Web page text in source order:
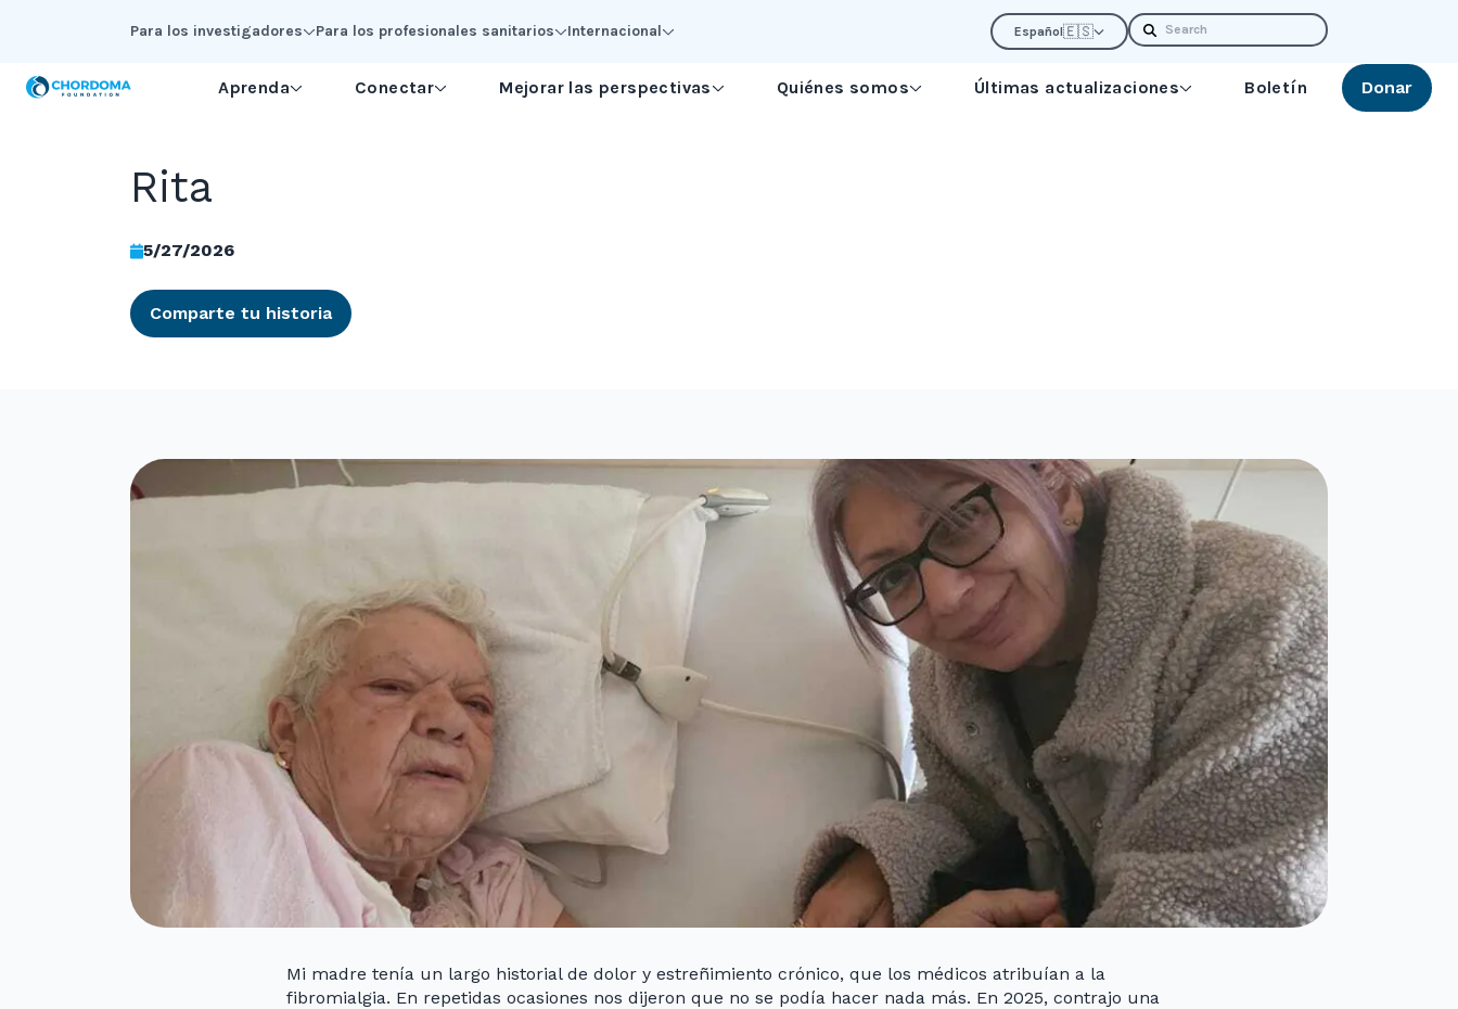
Para los investigadores Para los profesionales sanitarios Internacional Español🇪🇸 Search
Aprenda Conectar Mejorar las perspectivas Quiénes somos Últimas actualizaciones Boletín Donar
Rita
5/27/2026
Comparte tu historia
Mi madre tenía un largo historial de dolor y estreñimiento crónico, que los médicos atribuían a la
fibromialgia. En repetidas ocasiones nos dijeron que no se podía hacer nada más. En 2025, contrajo una